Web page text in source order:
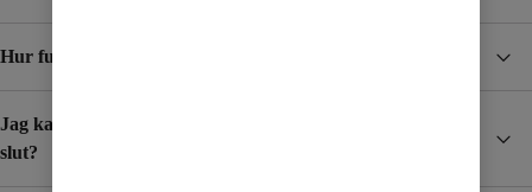
Hur funkar Surfpaket?
Jag kar skaffat ett Surfpaket, hur vet jag när det börjar ta
slut?